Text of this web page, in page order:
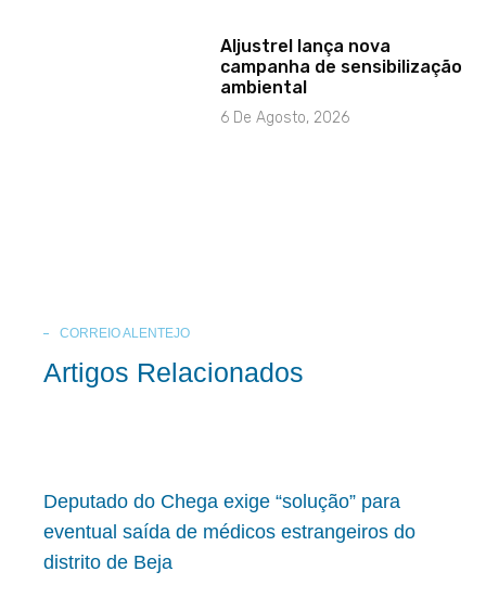
Aljustrel lança nova
campanha de sensibilização
ambiental
6 De Agosto, 2026
CORREIO ALENTEJO
Artigos Relacionados
Deputado do Chega exige “solução” para
eventual saída de médicos estrangeiros do
distrito de Beja